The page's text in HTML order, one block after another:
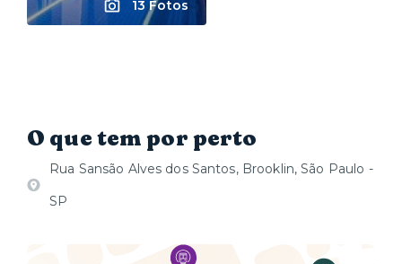
13 Fotos
O que tem por perto
Rua Sansão Alves dos Santos, Brooklin, São Paulo -
SP